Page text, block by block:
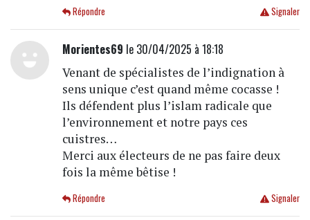
Signaler
Répondre
Morientes69 le 30/04/2025 à 18:18
Venant de spécialistes de l’indignation à
sens unique c’est quand même cocasse !
Ils défendent plus l’islam radicale que
l’environnement et notre pays ces
cuistres…
Merci aux électeurs de ne pas faire deux
fois la même bêtise !
Signaler
Répondre